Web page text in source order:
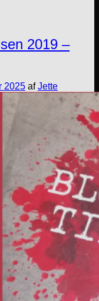
2019 –
2025 afJette